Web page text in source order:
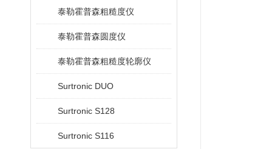
泰勒霍普森粗糙度仪
泰勒霍普森圆度仪
泰勒霍普森粗糙度轮廓仪
Surtronic DUO
Surtronic S128
Surtronic S116